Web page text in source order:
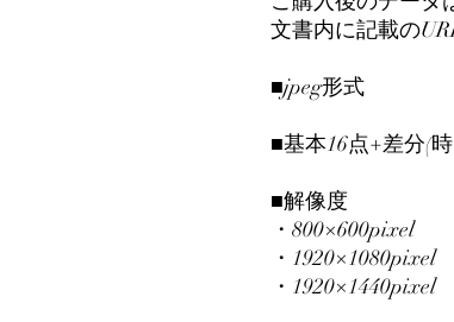
文書内に記載の
■jpeg形式
■基本16点+差分(
■解像度
・800×600pixel
・1920×1080pixel
・1920×1440pixel